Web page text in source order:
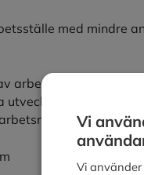
med mindre
arbetsmiljöarbetet
i frågor
Vi
Vi